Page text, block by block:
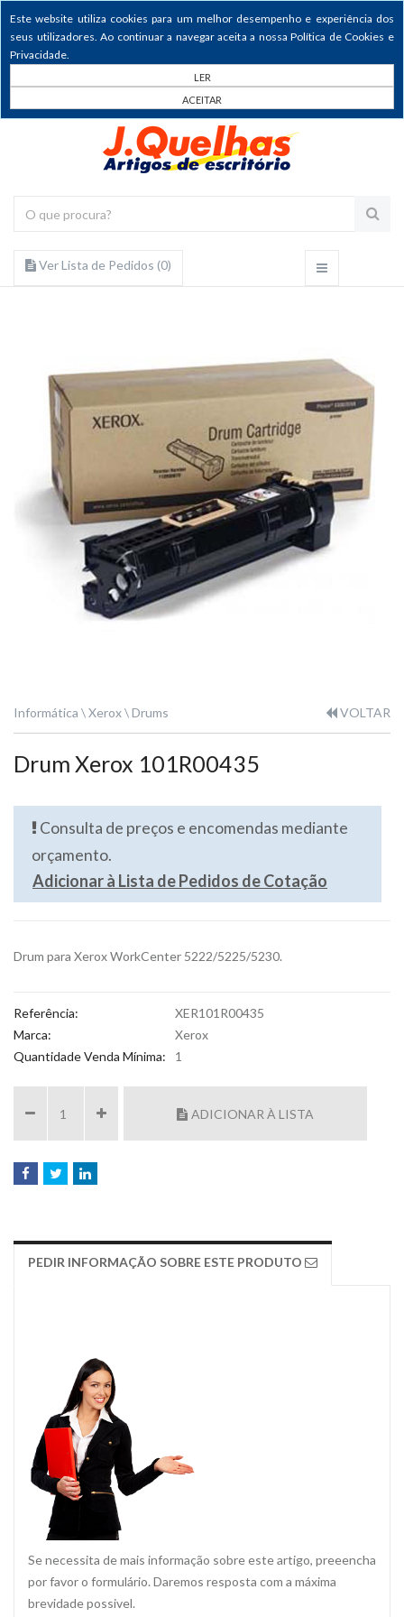
Este website utiliza cookies para um melhor desempenho e experiência dos
seus utilizadores. Ao continuar a navegar aceita a nossa Política de Cookies e
Privacidade.
LER
ACEITAR
Ver Lista de Pedidos (0)
Informática Xerox Drums VOLTAR
Drum Xerox 101R00435
Consulta de preços e encomendas mediante
orçamento.
Adicionar à Lista de Pedidos de Cotação
Drum para Xerox WorkCenter 5222/5225/5230.
Referência:
XER101R00435
Marca:
Xerox
Quantidade Venda Mínima:
1
ADICIONAR À LISTA
PEDIR INFORMAÇÃO SOBRE ESTE PRODUTO
Se necessita de mais informação sobre este artigo, preeencha
por favor o formulário. Daremos resposta com a máxima
brevidade possivel.